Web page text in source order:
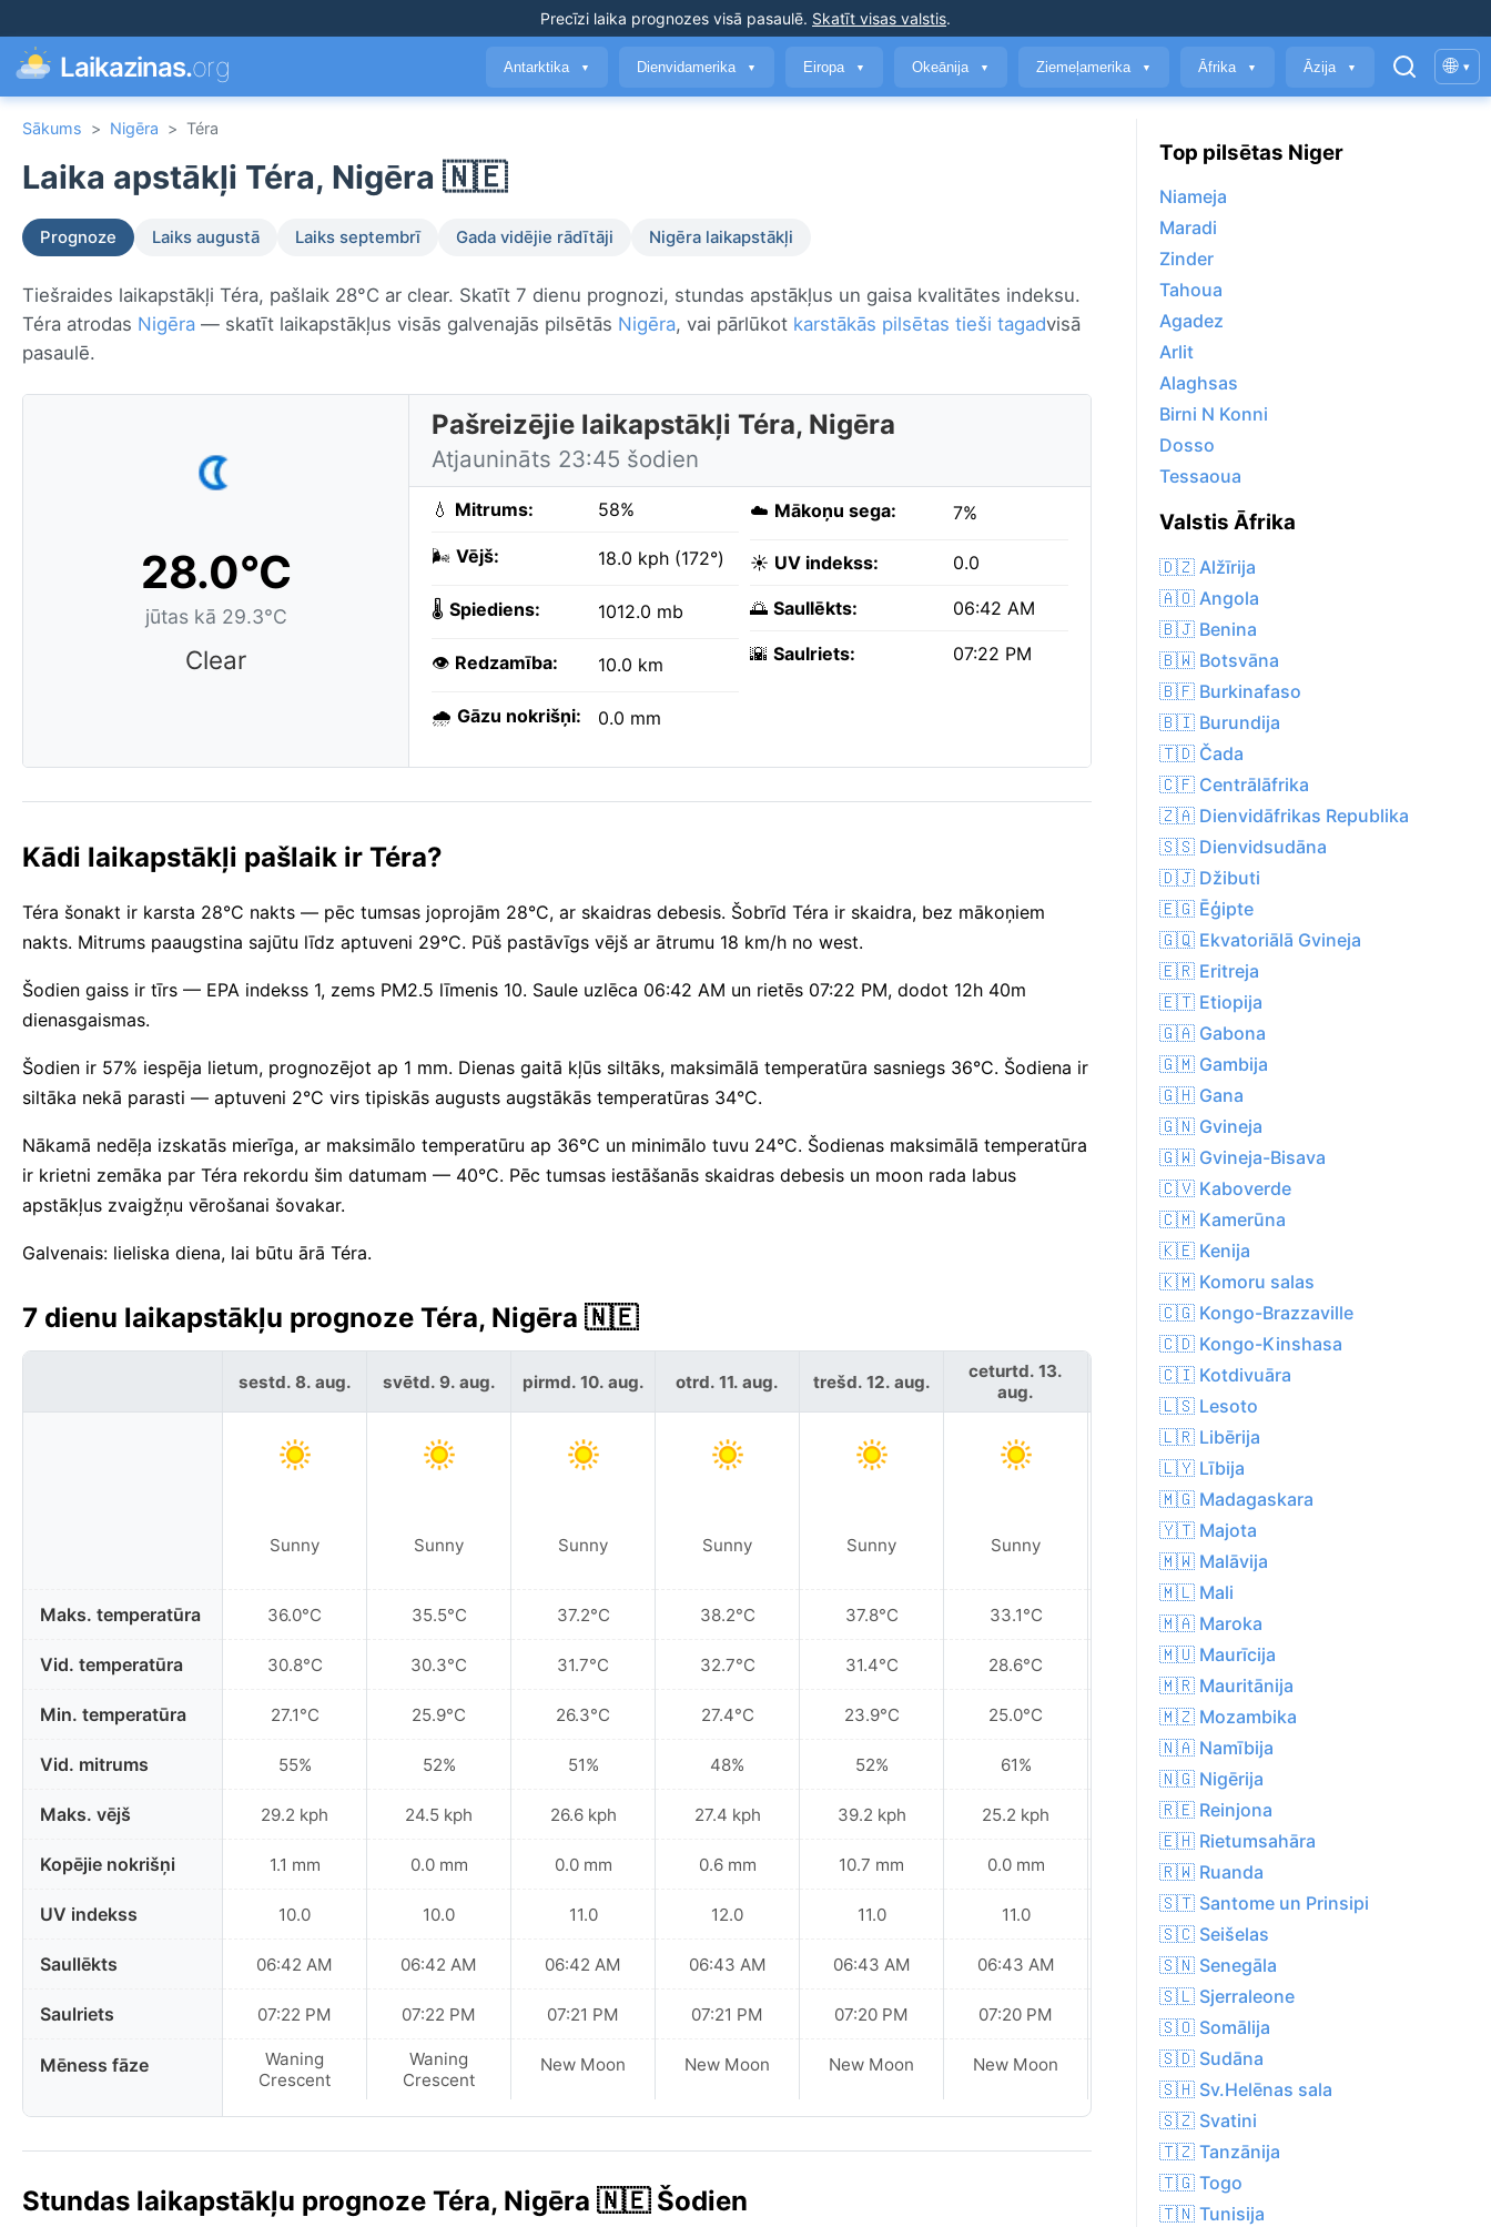
Precīzi laika prognozes visā pasaulē. Skatīt visas valstis.
Laikazinas.org Antarktika ▼ Dienvidamerika ▼ Eiropa ▼ Okeānija ▼ Ziemeļamerika ▼ Āfrika ▼ Āzija ▼ 🌐 ▾
Sākums > Nigēra > Téra
Laika apstākļi Téra, Nigēra 🇳🇪
Prognoze Laiks augustā Laiks septembrī Gada vidējie rādītāji Nigēra laikapstākļi
Tiešraides laikapstākļi Téra, pašlaik 28°C ar clear. Skatīt 7 dienu prognozi, stundas apstākļus un gaisa kvalitātes indeksu.
Téra atrodas Nigēra — skatīt laikapstākļus visās galvenajās pilsētās Nigēra, vai pārlūkot karstākās pilsētas tieši tagadvisā
pasaulē.
28.0°C
jūtas kā 29.3°C
Clear
Pašreizējie laikapstākļi Téra, Nigēra
Atjaunināts 23:45 šodien
💧 Mitrums: 58%
🌬️ Vējš: 18.0 kph (172°)
🌡️ Spiediens: 1012.0 mb
👁️ Redzamība: 10.0 km
🌧️ Gāzu nokrišņi: 0.0 mm
☁️ Mākoņu sega: 7%
☀️ UV indekss: 0.0
🌅 Saullēkts: 06:42 AM
🌇 Saulriets: 07:22 PM
Kādi laikapstākļi pašlaik ir Téra?
Téra šonakt ir karsta 28°C nakts — pēc tumsas joprojām 28°C, ar skaidras debesis. Šobrīd Téra ir skaidra, bez mākoņiem
nakts. Mitrums paaugstina sajūtu līdz aptuveni 29°C. Pūš pastāvīgs vējš ar ātrumu 18 km/h no west.
Šodien gaiss ir tīrs — EPA indekss 1, zems PM2.5 līmenis 10. Saule uzlēca 06:42 AM un rietēs 07:22 PM, dodot 12h 40m
dienasgaismas.
Šodien ir 57% iespēja lietum, prognozējot ap 1 mm. Dienas gaitā kļūs siltāks, maksimālā temperatūra sasniegs 36°C. Šodiena ir
siltāka nekā parasti — aptuveni 2°C virs tipiskās augusts augstākās temperatūras 34°C.
Nākamā nedēļa izskatās mierīga, ar maksimālo temperatūru ap 36°C un minimālo tuvu 24°C. Šodienas maksimālā temperatūra
ir krietni zemāka par Téra rekordu šim datumam — 40°C. Pēc tumsas iestāšanās skaidras debesis un moon rada labus
apstākļus zvaigžņu vērošanai šovakar.
Galvenais: lieliska diena, lai būtu ārā Téra.
7 dienu laikapstākļu prognoze Téra, Nigēra 🇳🇪
Maks. temperatūra
Vid. temperatūra
Min. temperatūra
Vid. mitrums
Maks. vējš
Kopējie nokrišņi
UV indekss
Saullēkts
Saulriets
Mēness fāze
sestd. 8. aug.
Sunny
36.0°C
30.8°C
27.1°C
55%
29.2 kph
1.1 mm
10.0
06:42 AM
07:22 PM
Waning
Crescent
svētd. 9. aug.
Sunny
35.5°C
30.3°C
25.9°C
52%
24.5 kph
0.0 mm
10.0
06:42 AM
07:22 PM
Waning
Crescent
pirmd. 10. aug.
Sunny
37.2°C
31.7°C
26.3°C
51%
26.6 kph
0.0 mm
11.0
06:42 AM
07:21 PM
New Moon
otrd. 11. aug.
Sunny
38.2°C
32.7°C
27.4°C
48%
27.4 kph
0.6 mm
12.0
06:43 AM
07:21 PM
New Moon
trešd. 12. aug.
Sunny
37.8°C
31.4°C
23.9°C
52%
39.2 kph
10.7 mm
11.0
06:43 AM
07:20 PM
New Moon
ceturtd. 13.
aug.
Sunny
33.1°C
28.6°C
25.0°C
61%
25.2 kph
0.0 mm
11.0
06:43 AM
07:20 PM
New Moon
piektd. 14. aug.
Partly cloudy
34.1°C
29.3°C
24.7°C
21.6 kph
0.0 mm
8.0
06:43 AM
07:19 PM
Waxing
Crescent
Stundas laikapstākļu prognoze Téra, Nigēra 🇳🇪 Šodien
Top pilsētas Niger
Niameja
Maradi
Zinder
Tahoua
Agadez
Arlit
Alaghsas
Birni N Konni
Dosso
Tessaoua
Valstis Āfrika
🇩🇿 Alžīrija
🇦🇴 Angola
🇧🇯 Benina
🇧🇼 Botsvāna
🇧🇫 Burkinafaso
🇧🇮 Burundija
🇹🇩 Čada
🇨🇫 Centrālāfrika
🇿🇦 Dienvidāfrikas Republika
🇸🇸 Dienvidsudāna
🇩🇯 Džibuti
🇪🇬 Ēģipte
🇬🇶 Ekvatoriālā Gvineja
🇪🇷 Eritreja
🇪🇹 Etiopija
🇬🇦 Gabona
🇬🇲 Gambija
🇬🇭 Gana
🇬🇳 Gvineja
🇬🇼 Gvineja-Bisava
🇨🇻 Kaboverde
🇨🇲 Kamerūna
🇰🇪 Kenija
🇰🇲 Komoru salas
🇨🇬 Kongo-Brazzaville
🇨🇩 Kongo-Kinshasa
🇨🇮 Kotdivuāra
🇱🇸 Lesoto
🇱🇷 Libērija
🇱🇾 Lībija
🇲🇬 Madagaskara
🇾🇹 Majota
🇲🇼 Malāvija
🇲🇱 Mali
🇲🇦 Maroka
🇲🇺 Maurīcija
🇲🇷 Mauritānija
🇲🇿 Mozambika
🇳🇦 Namībija
🇳🇬 Nigērija
🇷🇪 Reinjona
🇪🇭 Rietumsahāra
🇷🇼 Ruanda
🇸🇹 Santome un Prinsipi
🇸🇨 Seišelas
🇸🇳 Senegāla
🇸🇱 Sjerraleone
🇸🇴 Somālija
🇸🇩 Sudāna
🇸🇭 Sv.Helēnas sala
🇸🇿 Svatini
🇹🇿 Tanzānija
🇹🇬 Togo
🇹🇳 Tunisija